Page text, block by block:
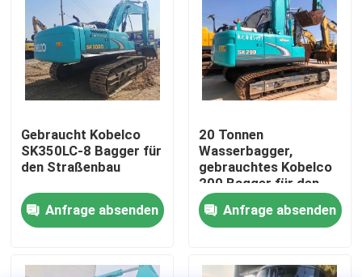
Produkte
Videos
Werksbesichtigung
Qualitätskontrolle
Kontakt mit uns
Gebraucht Kobelco
SK350LC-8 Bagger für
den Straßenbau
Anfrage absenden
20 Tonnen
Wasserbagger,
gebrauchtes Kobelco
200 Bagger für den
Straßenbau
Anfrage absenden